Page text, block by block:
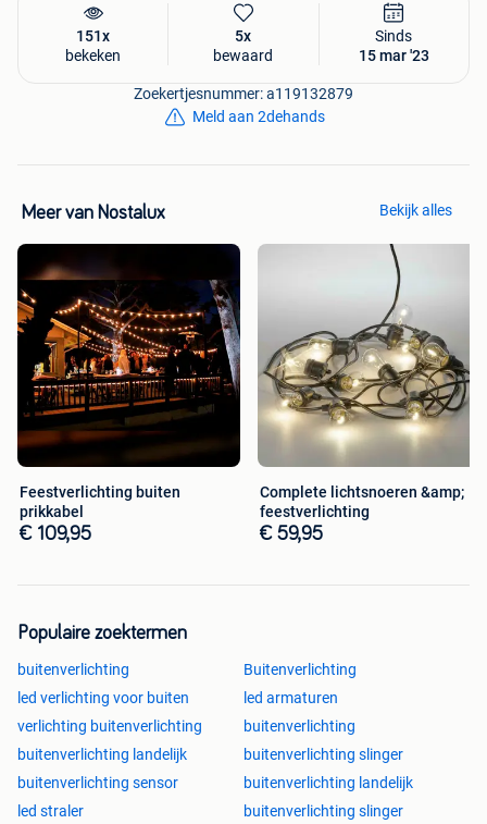
151x
bekeken
5x
bewaard
Sinds
15 mar '23
Zoekertjesnummer: a119132879
Meld aan 2dehands
Meer van Nostalux Bekijk alles
Feestverlichting buiten
prikkabel
€ 109,95
Complete lichtsnoeren &amp;
feestverlichting
€ 59,95
Populaire zoektermen
buitenverlichting
Buitenverlichting
led verlichting voor buiten
led armaturen
verlichting buitenverlichting
buitenverlichting
buitenverlichting landelijk
buitenverlichting slinger
buitenverlichting sensor
buitenverlichting landelijk
led straler
buitenverlichting slinger